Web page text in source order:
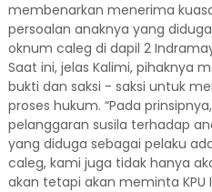
membenarkan menerima
persoalan anaknya yang
oknum caleg di dapil 2
Saat ini, jelas Kalimi, pihaknya
bukti dan saksi - saksi untuk
proses hukum. “Pada
pelanggaran susila terhadap
yang diduga sebagai pelaku
caleg, kami juga tidak hanya
akan tetapi akan meminta